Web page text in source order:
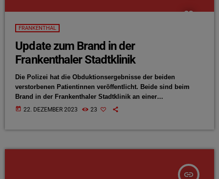
FRANKENTHAL
Update zum Brand in der
Frankenthaler Stadtklinik
Die Polizei hat die Obduktionsergebnisse der beiden
verstorbenen Patientinnen veröffentlicht. Beide sind beim
Brand in der Frankenthaler Stadtklinik an einer
Rauchvergiftung gestorben. Diese Obduktionsergebnisse
today 22. DEZEMBER 2023 23
insert_link